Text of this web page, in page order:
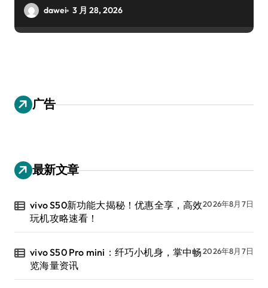
dawei 3 月 28, 2026
广告
最新文章
vivo S50新功能大揭秘！优惠全享，高效
玩机攻略速看！
2026年8月7日
vivo S50 Pro mini：纤巧小机身，掌中畅
览海量资讯
2026年8月7日